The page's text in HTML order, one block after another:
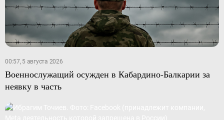
00:57, 5 августа 2026
Военнослужащий осужден в Кабардино-Балкарии за
неявку в часть